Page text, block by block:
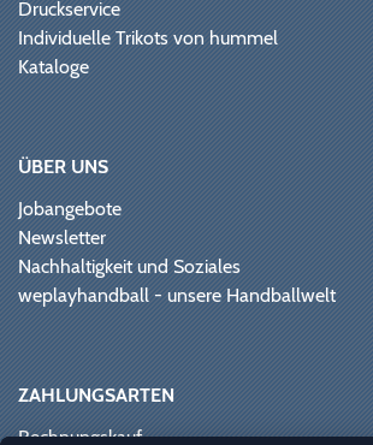
Druckservice
Individuelle Trikots von hummel
Kataloge
ÜBER UNS
Jobangebote
Newsletter
Nachhaltigkeit und Soziales
weplayhandball - unsere Handballwelt
ZAHLUNGSARTEN
Rechnungskauf